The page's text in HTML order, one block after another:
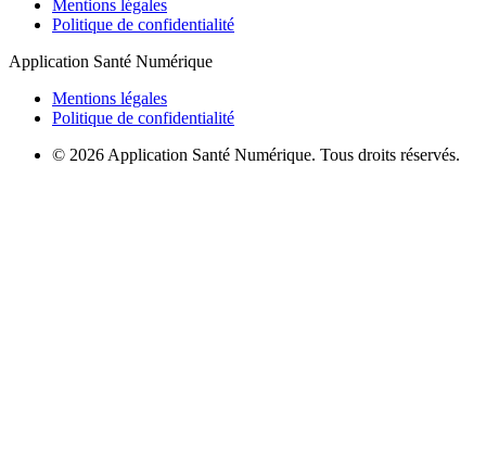
Mentions légales
Politique de confidentialité
Application Santé Numérique
Mentions légales
Politique de confidentialité
© 2026 Application Santé Numérique. Tous droits réservés.